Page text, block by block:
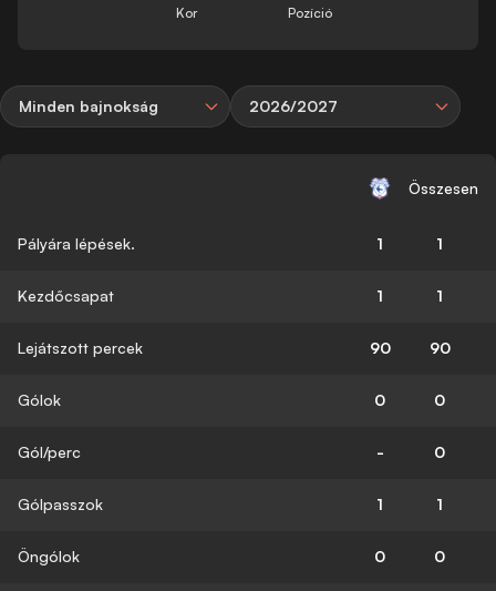
Kor Pozíció
Minden bajnokság 2026/2027
Összesen
Pályára lépések. 1 1
Kezdőcsapat 1 1
Lejátszott percek 90 90
Gólok 0 0
Gól/perc - 0
Gólpasszok 1 1
Öngólok 0 0